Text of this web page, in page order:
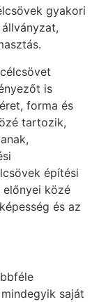
gyakori
is
forma és
tartozik,
építési
közé
és az
saját